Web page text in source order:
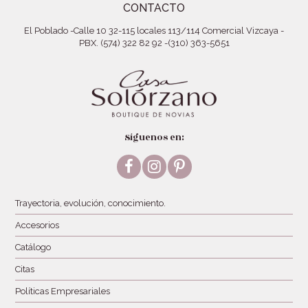
CONTACTO
El Poblado -Calle 10 32-115 locales 113/114 Comercial Vizcaya -
PBX. (574) 322 82 92 -(310) 363-5651
Síguenos en:
FacebookInstagram
Pinterest
Trayectoria, evolución, conocimiento.
Accesorios
Catálogo
Citas
Políticas Empresariales